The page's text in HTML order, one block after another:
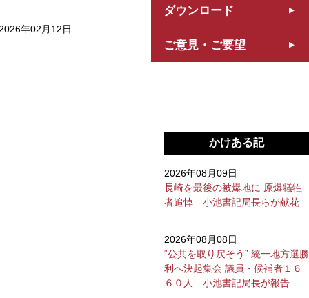
ダウンロード
ご意見・ご要望
2026年02月12日
かけある記
2026年08月09日
長崎を最後の被爆地に 原爆犠牲
者追悼 小池書記局長らが献花
2026年08月08日
“公共を取り戻そう” 統一地方選勝
利へ決起集会 議員・候補者１６
６０人 小池書記局長が報告